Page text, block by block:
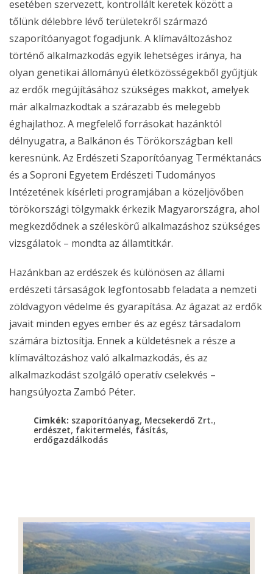
esetében szervezett, kontrollált keretek között a
tőlünk délebbre lévő területekről származó
szaporítóanyagot fogadjunk. A klímaváltozáshoz
történő alkalmazkodás egyik lehetséges iránya, ha
olyan genetikai állományú életközösségekből gyűjtjük
az erdők megújításához szükséges makkot, amelyek
már alkalmazkodtak a szárazabb és melegebb
éghajlathoz. A megfelelő forrásokat hazánktól
délnyugatra, a Balkánon és Törökországban kell
keresnünk. Az Erdészeti Szaporítóanyag Terméktanács
és a Soproni Egyetem Erdészeti Tudományos
Intézetének kísérleti programjában a közeljövőben
törökországi tölgymakk érkezik Magyarországra, ahol
megkezdődnek a széleskörű alkalmazáshoz szükséges
vizsgálatok – mondta az államtitkár.
Hazánkban az erdészek és különösen az állami
erdészeti társaságok legfontosabb feladata a nemzeti
zöldvagyon védelme és gyarapítása. Az ágazat az erdők
javait minden egyes ember és az egész társadalom
számára biztosítja. Ennek a küldetésnek a része a
klímaváltozáshoz való alkalmazkodás, és az
alkalmazkodást szolgáló operatív cselekvés –
hangsúlyozta Zambó Péter.
Cimkék: szaporítóanyag, Mecsekerdő Zrt.,
erdészet, fakitermelés,fásítás,
erdőgazdálkodás